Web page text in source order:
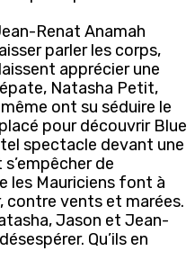
Renat Anamah
parler les corps,
apprécier une
Natasha Petit,
ont su séduire le
pour découvrir Blue
tel spectacle devant une
de
les Mauriciens font à
contre vents et marées.
Jason et Jean-
Qu’ils en